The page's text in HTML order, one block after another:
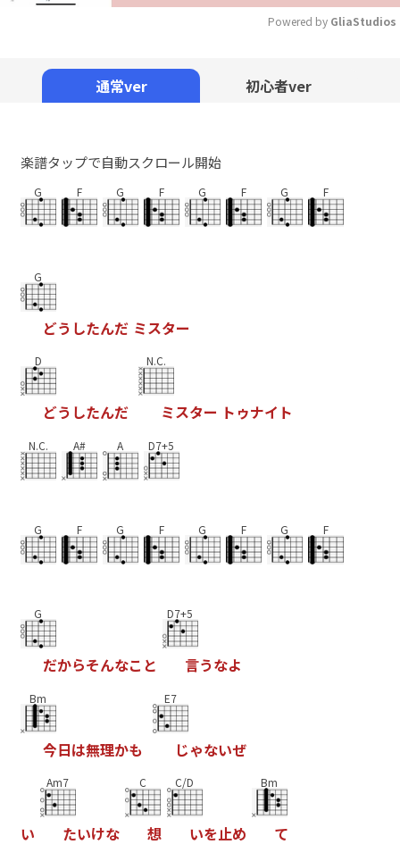
Powered by GliaStudios
通常ver 初心者ver
楽譜タップで自動スクロール開始
G F G F G F G F
G
どう したんだ ミスター
D
どう したんだ
N.C.
ミスター ト ゥナイ ト
N.C. A# A D7+5
G F G F G F G F
G
だからそんなこ と
D7+5
言うなよ
Bm
今日は無理かも
E7
じゃないぜ
い
Am7
たいけな
C
想
C/D
いを止め
Bm
て